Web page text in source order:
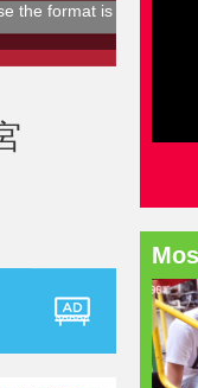
the format is